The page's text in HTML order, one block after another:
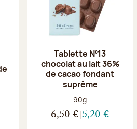
Tablette Nº13
chocolat au lait 36%
de cacao fondant
suprême
Poids net :
90g
6,50 € 5,20 €